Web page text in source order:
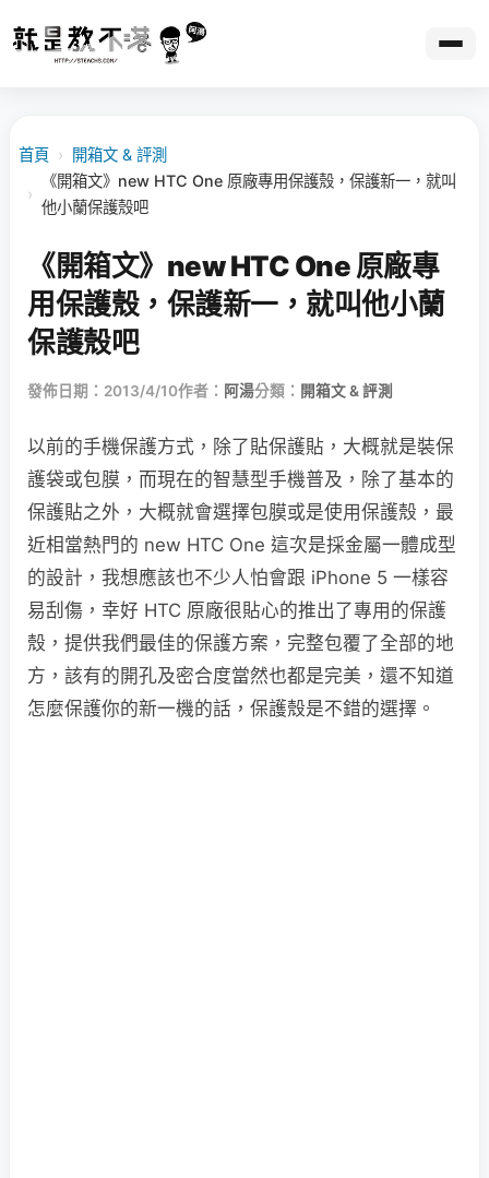
首頁 › 開箱文 & 評測
›
《開箱文》new HTC One 原廠專用保護殼，保護新一，就叫
他小蘭保護殼吧
《開箱文》new HTC One 原廠專
用保護殼，保護新一，就叫他小蘭
保護殼吧
發佈日期：2013/4/10作者： 阿湯分類： 開箱文 & 評測
以前的手機保護方式，除了貼保護貼，大概就是裝保
護袋或包膜，而現在的智慧型手機普及，除了基本的
保護貼之外，大概就會選擇包膜或是使用保護殼，最
近相當熱門的 new HTC One 這次是採金屬一體成型
的設計，我想應該也不少人怕會跟 iPhone 5 一樣容
易刮傷，幸好 HTC 原廠很貼心的推出了專用的保護
殼，提供我們最佳的保護方案，完整包覆了全部的地
方，該有的開孔及密合度當然也都是完美，還不知道
怎麼保護你的新一機的話，保護殼是不錯的選擇。